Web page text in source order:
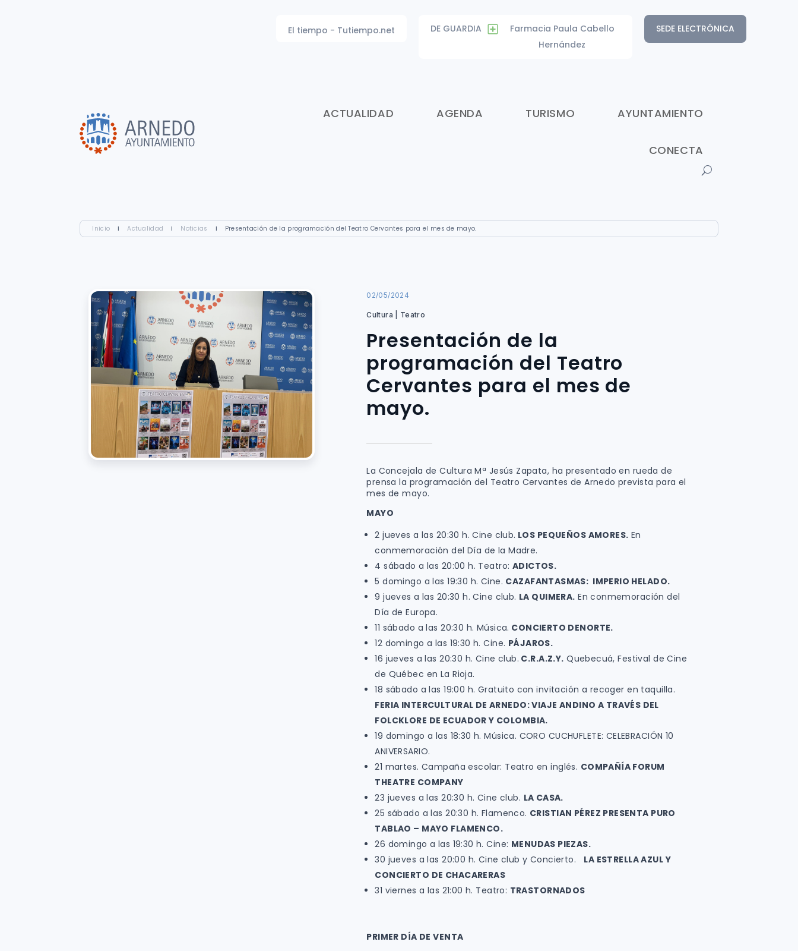
SEDE ELECTRÓNICA
DE GUARDIA
Farmacia Paula Cabello
Hernández
El tiempo - Tutiempo.net
ACTUALIDAD AGENDA TURISMO AYUNTAMIENTO
CONECTA
Inicio I Actualidad I Noticias I Presentación de la programación del Teatro Cervantes para el mes de mayo.
02/05/2024
Cultura | Teatro
Presentación de la
programación del Teatro
Cervantes para el mes de
mayo.
La Concejala de Cultura Mª Jesús Zapata, ha presentado en rueda de
prensa la programación del Teatro Cervantes de Arnedo prevista para el
mes de mayo.
MAYO
2 jueves a las 20:30 h. Cine club. LOS PEQUEÑOS AMORES. En
conmemoración del Día de la Madre.
4 sábado a las 20:00 h. Teatro: ADICTOS.
5 domingo a las 19:30 h. Cine. CAZAFANTASMAS: IMPERIO HELADO.
9 jueves a las 20:30 h. Cine club. LA QUIMERA. En conmemoración del
Día de Europa.
11 sábado a las 20:30 h. Música. CONCIERTO DENORTE.
12 domingo a las 19:30 h. Cine. PÁJAROS.
16 jueves a las 20:30 h. Cine club. C.R.A.Z.Y. Quebecuá, Festival de Cine
de Québec en La Rioja.
18 sábado a las 19:00 h. Gratuito con invitación a recoger en taquilla.
FERIA INTERCULTURAL DE ARNEDO: VIAJE ANDINO A TRAVÉS DEL
FOLCKLORE DE ECUADOR Y COLOMBIA.
19 domingo a las 18:30 h. Música. CORO CUCHUFLETE: CELEBRACIÓN 10
ANIVERSARIO.
21 martes. Campaña escolar: Teatro en inglés. COMPAÑÍA FORUM
THEATRE COMPANY
23 jueves a las 20:30 h. Cine club. LA CASA.
25 sábado a las 20:30 h. Flamenco. CRISTIAN PÉREZ PRESENTA PURO
TABLAO – MAYO FLAMENCO.
26 domingo a las 19:30 h. Cine: MENUDAS PIEZAS.
30 jueves a las 20:00 h. Cine club y Concierto. LA ESTRELLA AZUL Y
CONCIERTO DE CHACARERAS
31 viernes a las 21:00 h. Teatro: TRASTORNADOS
PRIMER DÍA DE VENTA